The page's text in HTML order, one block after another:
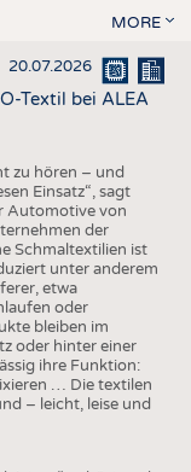
MORE
20.07.2026
Textil bei ALEA
zu hören – und
Einsatz“, sagt
Automotive von
der
Schmaltextilien ist
unter anderem
etwa
oder
bleiben im
oder hinter einer
ihre Funktion:
… Die textilen
– leicht, leise und